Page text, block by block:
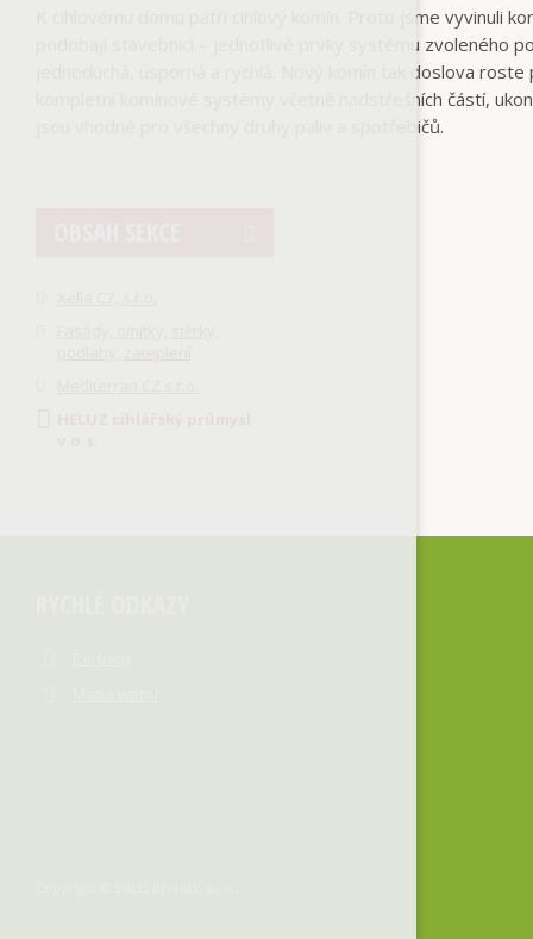
K cihlovému domu patří cihlový komín. Proto jsme vyvinuli
podobají stavebnici – jednotlivé prvky systému zvoleného
jednoduchá, úsporná a rychlá. Nový komín tak doslova
kompletní komínové systémy včetně nadstřešních částí,
jsou vhodné pro všechny druhy paliv a spotřebičů.